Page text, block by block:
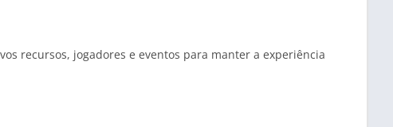
recursos, jogadores e eventos para manter a experiência